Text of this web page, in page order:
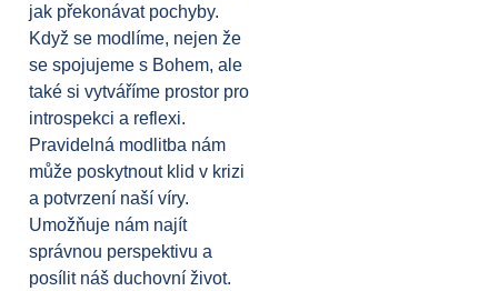
jak překonávat pochyby.
Když se modlíme, nejen že
se spojujeme s Bohem, ale
také si vytváříme prostor pro
introspekci a reflexi.
Pravidelná modlitba nám
může poskytnout klid v krizi
a potvrzení naší víry.
Umožňuje nám najít
správnou perspektivu a
posílit náš duchovní život.